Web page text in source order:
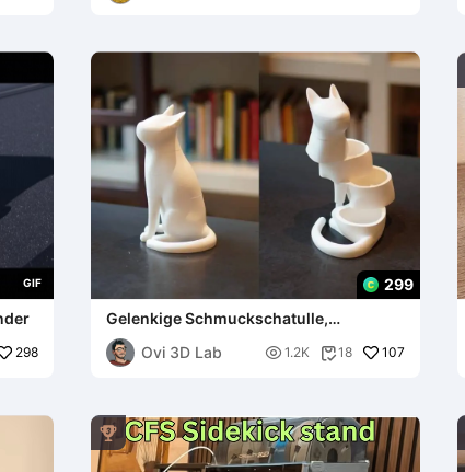
GIF
298
299
Gelenkige Schmuckschatulle,
Schreibtisch-Organizer &
Dekorationskatze
Ovi 3D Lab  1.2K 18 107
